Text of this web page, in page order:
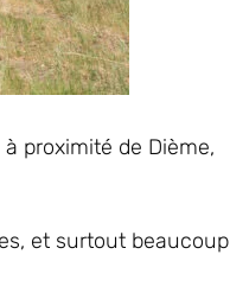
proximité de Dième,
et surtout beaucoup